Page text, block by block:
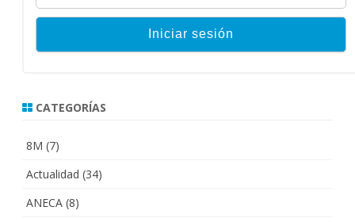
CATEGORÍAS
8M (7)
Actualidad (34)
ANECA (8)